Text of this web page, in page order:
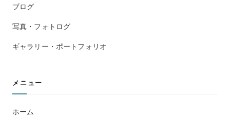
ブログ
写真・フォトログ
ギャラリー・ポートフォリオ
メニュー
ホーム